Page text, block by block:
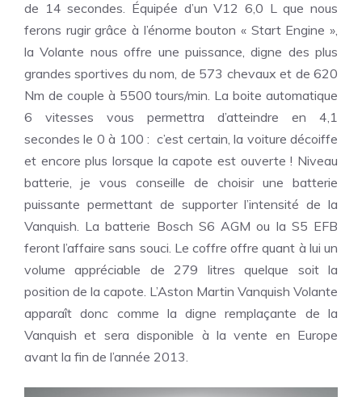
de 14 secondes. Équipée d’un V12 6,0 L que nous
ferons rugir grâce à l’énorme bouton « Start Engine »,
la Volante nous offre une puissance, digne des plus
grandes sportives du nom, de 573 chevaux et de 620
Nm de couple à 5500 tours/min. La boite automatique
6 vitesses vous permettra d’atteindre en 4,1
secondes le 0 à 100 : c’est certain, la voiture décoiffe
et encore plus lorsque la capote est ouverte ! Niveau
batterie, je vous conseille de choisir une batterie
puissante permettant de supporter l’intensité de la
Vanquish. Labatterie Bosch S6 AGM ou la S5 EFB
feront l’affaire sans souci. Le coffre offre quant à lui un
volume appréciable de 279 litres quelque soit la
position de la capote. L’Aston Martin Vanquish Volante
apparaît donc comme la digne remplaçante de la
Vanquish et sera disponible à la vente en Europe
avant la fin de l’année 2013.